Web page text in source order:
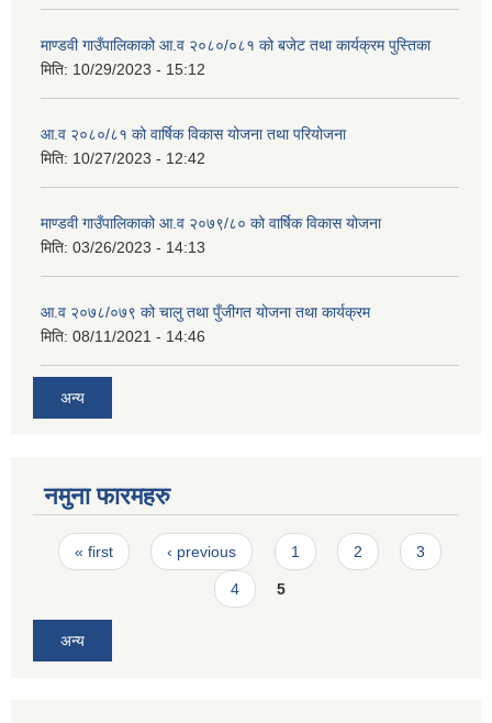
माण्डवी गाउँपालिकाको आ.व २०८०/०८१ को बजेट तथा कार्यक्रम पुस्तिका
मिति: 10/29/2023 - 15:12
आ.व २०८०/८१ को वार्षिक विकास योजना तथा परियोजना
मिति: 10/27/2023 - 12:42
माण्डवी गाउँपालिकाको आ.व २०७९/८० को वार्षिक विकास योजना
मिति: 03/26/2023 - 14:13
आ.व २०७८/०७९ को चालु तथा पुँजीगत योजना तथा कार्यक्रम
मिति: 08/11/2021 - 14:46
अन्य
नमुना फारमहरु
Pages
« first ‹ previous 1 2 3
4 5
अन्य